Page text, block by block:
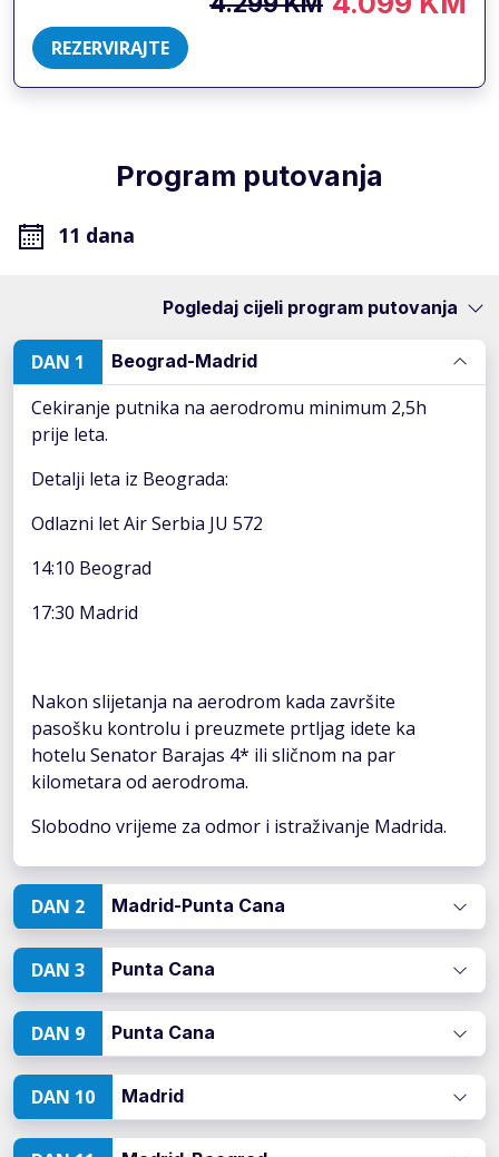
REZERVIRAJTE
Program putovanja
11 dana
Pogledaj cijeli program putovanja
DAN 1 Beograd-Madrid
Cekiranje putnika na aerodromu minimum 2,5h
prije leta.
Detalji leta iz Beograda:
Odlazni let Air Serbia JU 572
14:10 Beograd
17:30 Madrid
Nakon slijetanja na aerodrom kada završite
pasošku kontrolu i preuzmete prtljag idete ka
hotelu Senator Barajas 4* ili sličnom na par
kilometara od aerodroma.
Slobodno vrijeme za odmor i istraživanje Madrida.
DAN 2 Madrid-Punta Cana
DAN 3 Punta Cana
DAN 9 Punta Cana
DAN 10 Madrid